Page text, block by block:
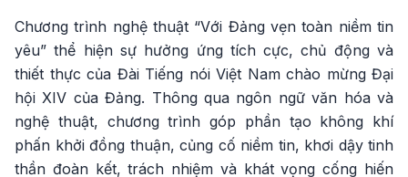
Chương trình nghệ thuật “Với Đảng vẹn toàn niềm tin
yêu” thể hiện sự hưởng ứng tích cực, chủ động và
thiết thực của Đài Tiếng nói Việt Nam chào mừng Đại
hội XIV của Đảng. Thông qua ngôn ngữ văn hóa và
nghệ thuật, chương trình góp phần tạo không khí
phấn khởi đồng thuận, củng cố niềm tin, khơi dậy tinh
thần đoàn kết, trách nhiệm và khát vọng cống hiến